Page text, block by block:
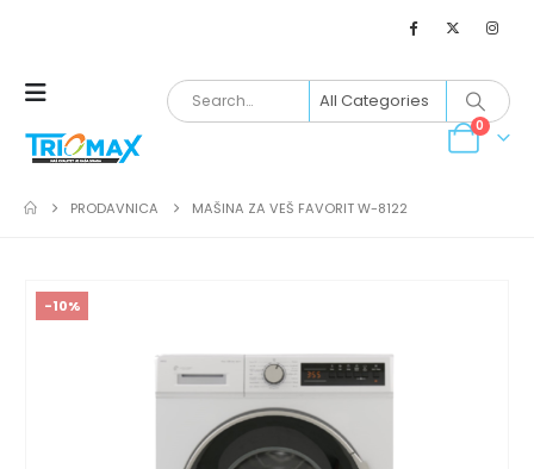
0
PRODAVNICA MAŠINA ZA VEŠ FAVORIT W-8122
-10%